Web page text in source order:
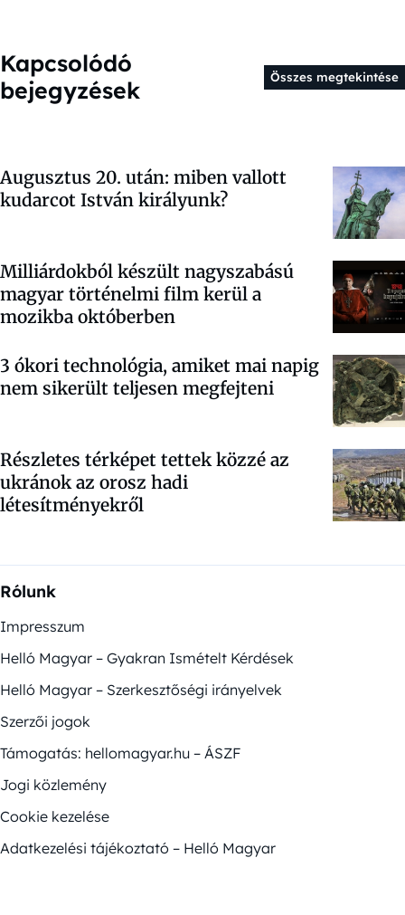
Kapcsolódó
bejegyzések
Összes megtekintése
Augusztus 20. után: miben vallott
kudarcot István királyunk?
Milliárdokból készült nagyszabású
magyar történelmi film kerül a
mozikba októberben
3 ókori technológia, amiket mai napig
nem sikerült teljesen megfejteni
Részletes térképet tettek közzé az
ukránok az orosz hadi
létesítményekről
Rólunk
Impresszum
Helló Magyar – Gyakran Ismételt Kérdések
Helló Magyar – Szerkesztőségi irányelvek
Szerzői jogok
Támogatás: hellomagyar.hu – ÁSZF
Jogi közlemény
Cookie kezelése
Adatkezelési tájékoztató – Helló Magyar